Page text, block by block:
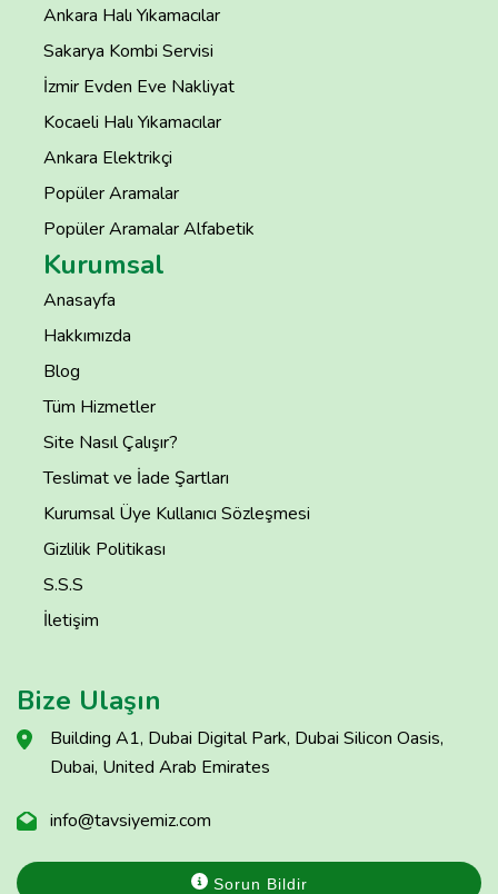
Ankara Halı Yıkamacılar
Sakarya Kombi Servisi
İzmir Evden Eve Nakliyat
Kocaeli Halı Yıkamacılar
Ankara Elektrikçi
Popüler Aramalar
Popüler Aramalar Alfabetik
Kurumsal
Anasayfa
Hakkımızda
Blog
Tüm Hizmetler
Site Nasıl Çalışır?
Teslimat ve İade Şartları
Kurumsal Üye Kullanıcı Sözleşmesi
Gizlilik Politikası
S.S.S
İletişim
Bize Ulaşın
Building A1, Dubai Digital Park, Dubai Silicon Oasis,
Dubai, United Arab Emirates
info@tavsiyemiz.com
Sorun Bildir